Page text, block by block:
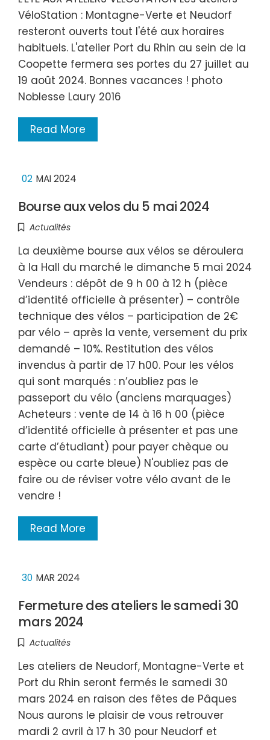
VéloStation : Montagne-Verte et Neudorf
resteront ouverts tout l'été aux horaires
habituels. L'atelier Port du Rhin au sein de la
Coopette fermera ses portes du 27 juillet au
19 août 2024. Bonnes vacances ! photo
Noblesse Laury 2016
Read More
02 MAI 2024
Bourse aux velos du 5 mai 2024
Actualités
La deuxième bourse aux vélos se déroulera
à la Hall du marché le dimanche 5 mai 2024
Vendeurs : dépôt de 9 h 00 à 12 h (pièce
d’identité officielle à présenter) – contrôle
technique des vélos – participation de 2€
par vélo – après la vente, versement du prix
demandé – 10%. Restitution des vélos
invendus à partir de 17 h00. Pour les vélos
qui sont marqués : n’oubliez pas le
passeport du vélo (anciens marquages)
Acheteurs : vente de 14 à 16 h 00 (pièce
d’identité officielle à présenter et pas une
carte d’étudiant) pour payer chèque ou
espèce ou carte bleue) N'oubliez pas de
faire ou de réviser votre vélo avant de le
vendre !
Read More
30 MAR 2024
Fermeture des ateliers le samedi 30
mars 2024
Actualités
Les ateliers de Neudorf, Montagne-Verte et
Port du Rhin seront fermés le samedi 30
mars 2024 en raison des fêtes de Pâques
Nous aurons le plaisir de vous retrouver
mardi 2 avril à 17 h 30 pour Neudorf et